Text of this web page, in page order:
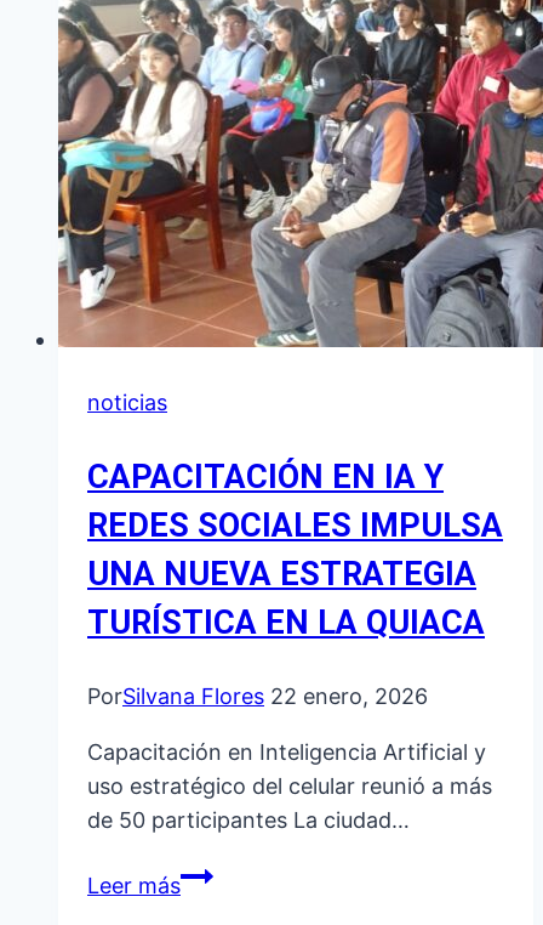
noticias
CAPACITACIÓN EN IA Y
REDES SOCIALES IMPULSA
UNA NUEVA ESTRATEGIA
TURÍSTICA EN LA QUIACA
PorSilvana Flores 22 enero, 2026
Capacitación en Inteligencia Artificial y
uso estratégico del celular reunió a más
de 50 participantes La ciudad…
Leer másCAPACITACIÓN